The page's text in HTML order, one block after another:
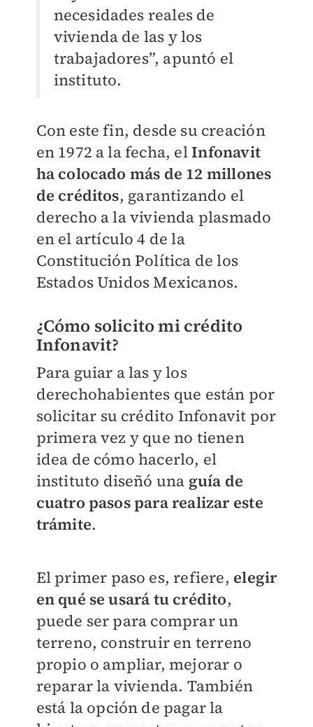
necesidades reales de
vivienda de las y los
trabajadores”, apuntó el
instituto.
Con este fin, desde su creación
en 1972 a la fecha, elInfonavit
ha colocado más de 12 millones
de créditos, garantizando el
derecho a la vivienda plasmado
en el artículo 4 de la
Constitución Política de los
Estados Unidos Mexicanos.
¿Cómo solicito mi crédito
Infonavit?
Para guiar a las y los
derechohabientes que están por
solicitar su crédito Infonavit por
primera vez y que no tienen
idea de cómo hacerlo, el
instituto diseñó una guía de
cuatro pasos para realizar este
trámite.
El primer paso es, refiere, elegir
en qué se usará tu crédito,
puede ser para comprar un
terreno, construir en terreno
propio o ampliar, mejorar o
reparar la vivienda. También
está la opción de pagar la